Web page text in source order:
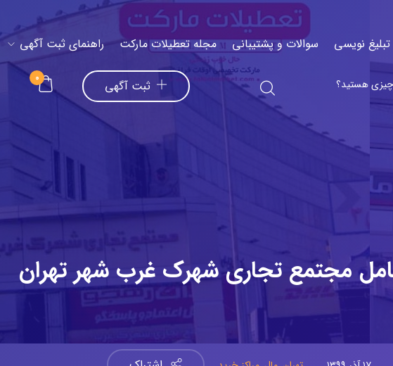
نویسی سوالات و پشتیبانی مجله تعطیلات مارکت راهنمای ثبت آگهی
ثبت آگهی 0
مجتمع تجاری شهرک غرب شهر تهران